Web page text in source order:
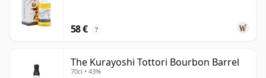
58 € ?
The Kurayoshi Tottori Bourbon Barrel
70cl • 43%